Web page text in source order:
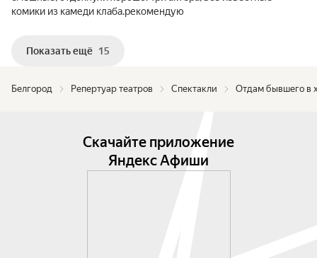
комики из камеди клаба.рекомендую
Показать ещё 15
Белгород Репертуар театров Спектакли Отдам бывшего в
Скачайте приложение
Яндекс Афиши